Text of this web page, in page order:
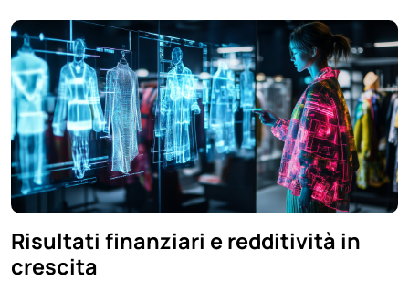
Risultati finanziari e redditività in
crescita